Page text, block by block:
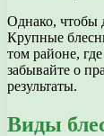
Однако, чтобы
Крупные
том районе,
забывайте о
результаты.
Виды